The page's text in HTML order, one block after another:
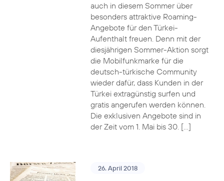
auch in diesem Sommer über
besonders attraktive Roaming-
Angebote für den Türkei-
Aufenthalt freuen. Denn mit der
diesjährigen Sommer-Aktion sorgt
die Mobilfunkmarke für die
deutsch-türkische Community
wieder dafür, dass Kunden in der
Türkei extragünstig surfen und
gratis angerufen werden können.
Die exklusiven Angebote sind in
der Zeit vom 1. Mai bis 30. […]
26. April 2018